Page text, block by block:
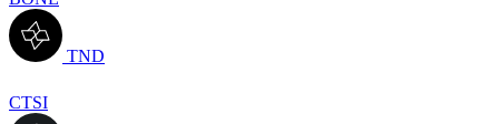
TND
CTSI